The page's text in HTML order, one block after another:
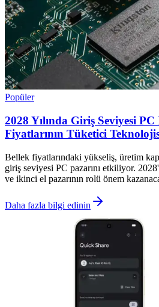
Popüler
2028 Yılında Giriş Seviyesi PC
Fiyatlarının Tüketici
Bellek fiyatlarındaki yükseliş, üretim
giriş seviyesi PC pazarını etkiliyor.
ve ikinci el pazarının rolü önem
Daha fazla bilgi edinin